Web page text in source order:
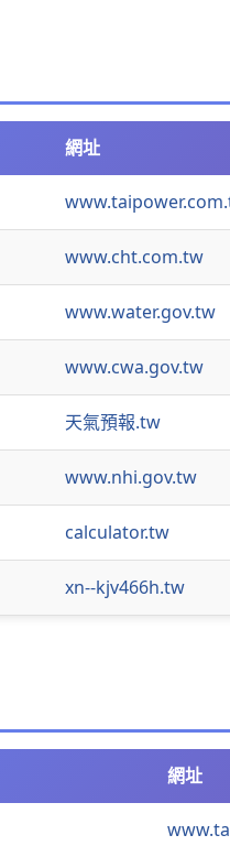
網址
www.cht.com.tw
www.water.gov.tw
www.cwa.gov.tw
天氣預報.tw
www.nhi.gov.tw
calculator.tw
xn--kjv466h.tw
網址